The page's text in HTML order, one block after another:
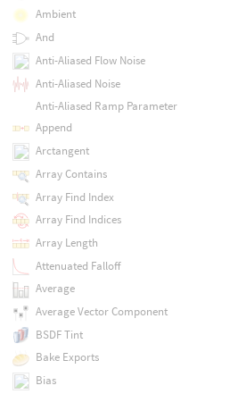
Ambient
And
Anti-Aliased Flow Noise
Anti-Aliased Noise
Anti-Aliased Ramp Parameter
Append
Arctangent
Array Contains
Array Find Index
Array Find Indices
Array Length
Attenuated Falloff
Average
Average Vector Component
BSDF Tint
Bake Exports
Bias